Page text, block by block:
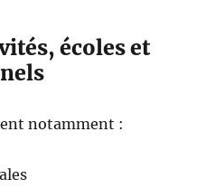
écoles et
notamment :